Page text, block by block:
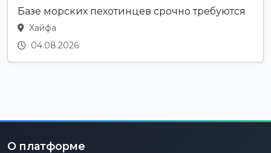
Базе морских пехотинцев срочно требуются
Хайфа
04.08.2026
О платформе